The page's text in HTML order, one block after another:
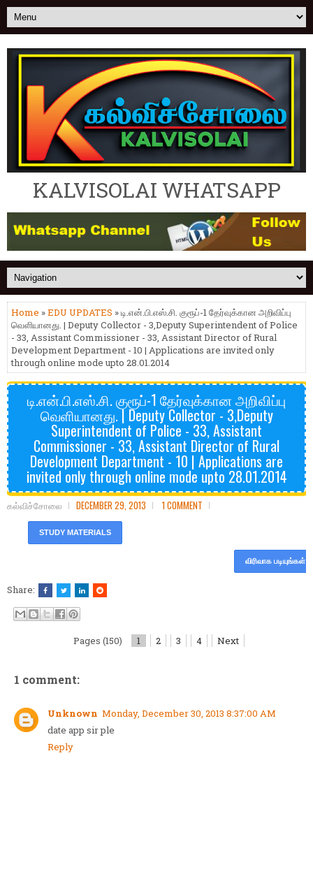
KALVISOLAI WHATSAPP
Home »EDU UPDATES » டி.என்.பி.எஸ்.சி. குரூப்-1 தேர்வுக்கான அறிவிப்பு
வெளியானது. | Deputy Collector - 3,Deputy Superintendent of Police
- 33, Assistant Commissioner - 33, Assistant Director of Rural
Development Department - 10 | Applications are invited only
through online mode upto 28.01.2014
டி.என்.பி.எஸ்.சி. குரூப்-1 தேர்வுக்கான அறிவிப்பு
வெளியானது. | Deputy Collector - 3,Deputy
Superintendent of Police - 33, Assistant
Commissioner - 33, Assistant Director of Rural
Development Department - 10 | Applications are
invited only through online mode upto 28.01.2014
கல்விச்சோலை DECEMBER 29, 2013 1 COMMENT
STUDY MATERIALS
விரிவாக படியுங்கள்
Share:
Pages (150) 1 2 3 4 Next
1 comment:
Unknown Monday, December 30, 2013 8:37:00 AM
date app sir ple
Reply